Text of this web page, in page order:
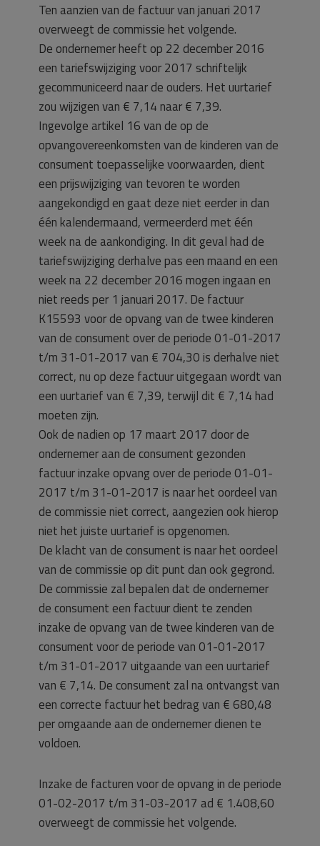
Ten aanzien van de factuur van januari 2017
overweegt de commissie het volgende.
De ondernemer heeft op 22 december 2016
een tariefswijziging voor 2017 schriftelijk
gecommuniceerd naar de ouders. Het uurtarief
zou wijzigen van € 7,14 naar € 7,39.
Ingevolge artikel 16 van de op de
opvangovereenkomsten van de kinderen van de
consument toepasselijke voorwaarden, dient
een prijswijziging van tevoren te worden
aangekondigd en gaat deze niet eerder in dan
één kalendermaand, vermeerderd met één
week na de aankondiging. In dit geval had de
tariefswijziging derhalve pas een maand en een
week na 22 december 2016 mogen ingaan en
niet reeds per 1 januari 2017. De factuur
K15593 voor de opvang van de twee kinderen
van de consument over de periode 01-01-2017
t/m 31-01-2017 van € 704,30 is derhalve niet
correct, nu op deze factuur uitgegaan wordt van
een uurtarief van € 7,39, terwijl dit € 7,14 had
moeten zijn.
Ook de nadien op 17 maart 2017 door de
ondernemer aan de consument gezonden
factuur inzake opvang over de periode 01-01-
2017 t/m 31-01-2017 is naar het oordeel van
de commissie niet correct, aangezien ook hierop
niet het juiste uurtarief is opgenomen.
De klacht van de consument is naar het oordeel
van de commissie op dit punt dan ook gegrond.
De commissie zal bepalen dat de ondernemer
de consument een factuur dient te zenden
inzake de opvang van de twee kinderen van de
consument voor de periode van 01-01-2017
t/m 31-01-2017 uitgaande van een uurtarief
van € 7,14. De consument zal na ontvangst van
een correcte factuur het bedrag van € 680,48
per omgaande aan de ondernemer dienen te
voldoen.
Inzake de facturen voor de opvang in de periode
01-02-2017 t/m 31-03-2017 ad € 1.408,60
overweegt de commissie het volgende.